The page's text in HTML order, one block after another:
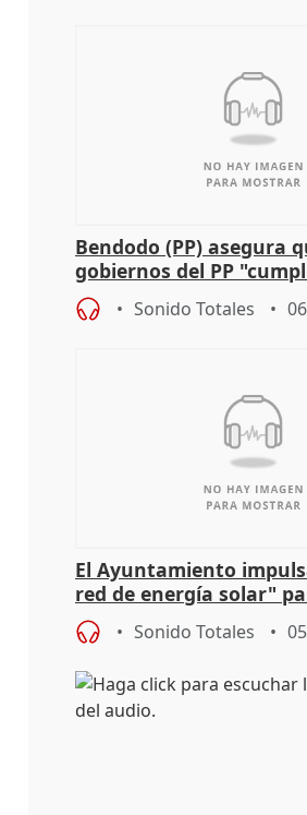
Bendodo (PP) asegura
gobiernos del PP
sobre los menores
Sonido Totales
El Ayuntamiento
red de energía solar"
autoconsumo
Sonido Totales